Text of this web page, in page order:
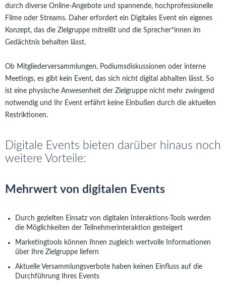
durch diverse Online-Angebote und spannende, hochprofessionelle
Filme oder Streams. Daher erfordert ein Digitales Event ein eigenes
Konzept, das die Zielgruppe mitreißt und die Sprecher*innen im
Gedächtnis behalten lässt.
Ob Mitgliederversammlungen, Podiumsdiskussionen oder interne
Meetings, es gibt kein Event, das sich nicht digital abhalten lässt. So
ist eine physische Anwesenheit der Zielgruppe nicht mehr zwingend
notwendig und Ihr Event erfährt keine Einbußen durch die aktuellen
Restriktionen.
Digitale Events bieten darüber hinaus noch
weitere Vorteile:
Mehrwert von digitalen Events
Durch gezielten Einsatz von digitalen Interaktions-Tools werden
die Möglichkeiten der Teilnehmerinteraktion gesteigert
Marketingtools können Ihnen zugleich wertvolle Informationen
über Ihre Zielgruppe liefern
Aktuelle Versammlungsverbote haben keinen Einfluss auf die
Durchführung Ihres Events